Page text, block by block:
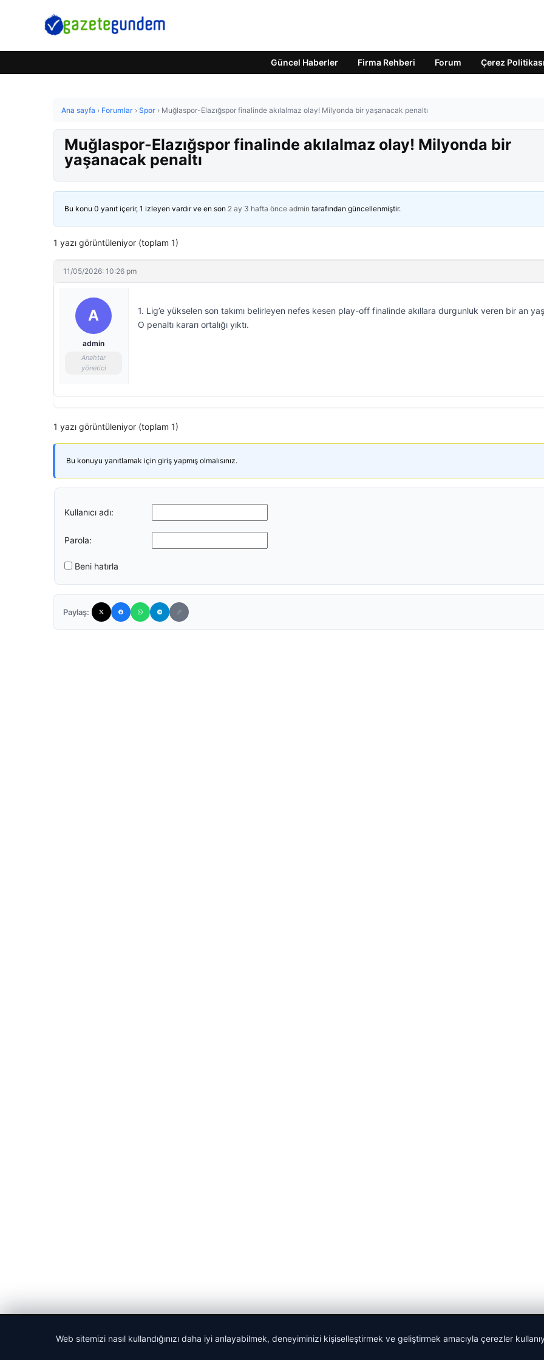
Güncel Haberler Firma Rehberi Forum Çerez Politikası
Ana sayfa › Forumlar › Spor › Muğlaspor-Elazığspor finalinde akılalmaz olay! Milyonda bir yaşanacak penaltı
Muğlaspor-Elazığspor finalinde akılalmaz olay! Milyonda bir
yaşanacak penaltı
Bu konu 0 yanıt içerir, 1 izleyen vardır ve en son 2 ay 3 hafta önce admin tarafından güncellenmiştir.
1 yazı görüntüleniyor (toplam 1)
11/05/2026: 10:26 pm
A
admin
Anahtar
yönetici
1. Lig’e yükselen son takımı belirleyen nefes kesen play-off finalinde akıllara durgunluk veren bir an
O penaltı kararı ortalığı yıktı.
1 yazı görüntüleniyor (toplam 1)
Bu konuyu yanıtlamak için giriş yapmış olmalısınız.
Kullanıcı adı:
Parola:
Beni hatırla
Paylaş:
Web sitemizi nasıl kullandığınızı daha iyi anlayabilmek, deneyiminizi kişiselleştirmek ve geliştirmek amacıyla çerezler